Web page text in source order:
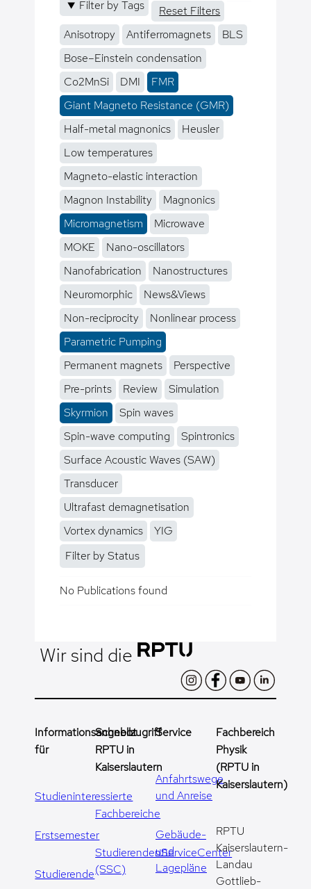
Filter by Tags
Reset Filters
Anisotropy
Antiferromagnets
BLS
Bose–Einstein condensation
Co2MnSi
DMI
FMR
Giant Magneto Resistance (GMR)
Half-metal magnonics
Heusler
Low temperatures
Magneto-elastic interaction
Magnon Instability
Magnonics
Micromagnetism
Microwave
MOKE
Nano-oscillators
Nanofabrication
Nanostructures
Neuromorphic
News&Views
Non-reciprocity
Nonlinear process
Parametric Pumping
Permanent magnets
Perspective
Pre-prints
Review
Simulation
Skyrmion
Spin waves
Spin-wave computing
Spintronics
Surface Acoustic Waves (SAW)
Transducer
Ultrafast demagnetisation
Vortex dynamics
YIG
Filter by Status
No Publications found
Wir sind die
Informationsangebot
für
Studieninteressierte
Erstsemester
Studierende
Schnellzugriff
RPTU in
Kaiserslautern
Fachbereiche
StudierendenServiceCenter
(SSC)
Service
Anfahrtswege
und Anreise
Gebäude-
und
Lagepläne
Fachbereich
Physik
(RPTU in
Kaiserslautern)
RPTU
Kaiserslautern-
Landau
Gottlieb-